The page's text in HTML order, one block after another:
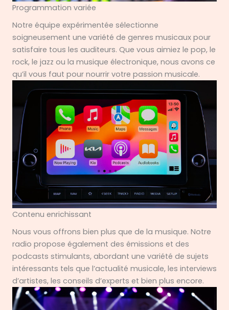
Programmation variée
Notre équipe expérimentée sélectionne
soigneusement une variété de genres musicaux pour
satisfaire tous les auditeurs. Que vous aimiez le pop, le
rock, le jazz ou la musique électronique, nous avons ce
qu’il vous faut pour nourrir votre passion musicale.
Contenu enrichissant
Nous vous offrons bien plus que de la musique. Notre
radio propose également des émissions et des
podcasts stimulants, abordant une variété de sujets
intéressants tels que l’actualité musicale, les interviews
d’artistes, les conseils d’experts et bien plus encore.